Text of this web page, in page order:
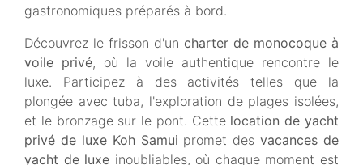
gastronomiques préparés à bord.
Découvrez le frisson d'un charter de monocoque à
voile privé, où la voile authentique rencontre le
luxe. Participez à des activités telles que la
plongée avec tuba, l'exploration de plages isolées,
et le bronzage sur le pont. Cette location de yacht
privé de luxe Koh Samui promet desvacances de
yacht de luxe inoubliables, où chaque moment est